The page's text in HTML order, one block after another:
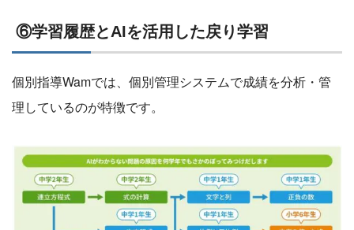
⑥学習履歴とAIを活用した戻り学習
個別指導Wamでは、個別管理システムで成績を分析・管
理しているのが特徴です。